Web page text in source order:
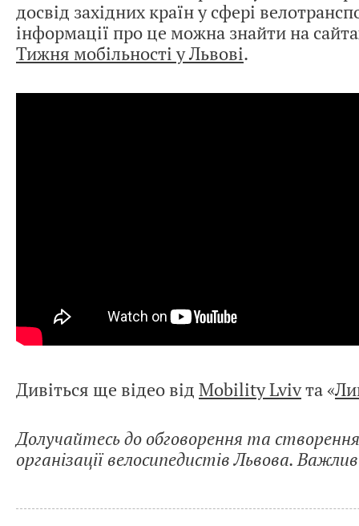
досвід західних країн у сфері
інформації про це можна знайти на
Тижня мобільності у Львові.
Дивіться ще відео від Mobility Lvivта «
Долучайтесь до обговорення та
організації велосипедистів Львова.